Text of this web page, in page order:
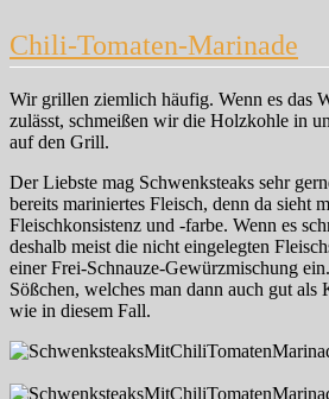
Cordobés
–
Kalte
aus
Chili-Tomaten-Marinade
Wir grillen ziemlich häufig. Wenn es das
zulässt, schmeißen wir die Holzkohle in
auf den Grill.
Der Liebste mag Schwenksteaks sehr
bereits mariniertes Fleisch, denn da sieht
Fleischkonsistenz und -farbe. Wenn es
deshalb meist die nicht eingelegten
einer Frei-Schnauze-Gewürzmischung
Sößchen, welches man dann auch gut als
wie in diesem Fall.